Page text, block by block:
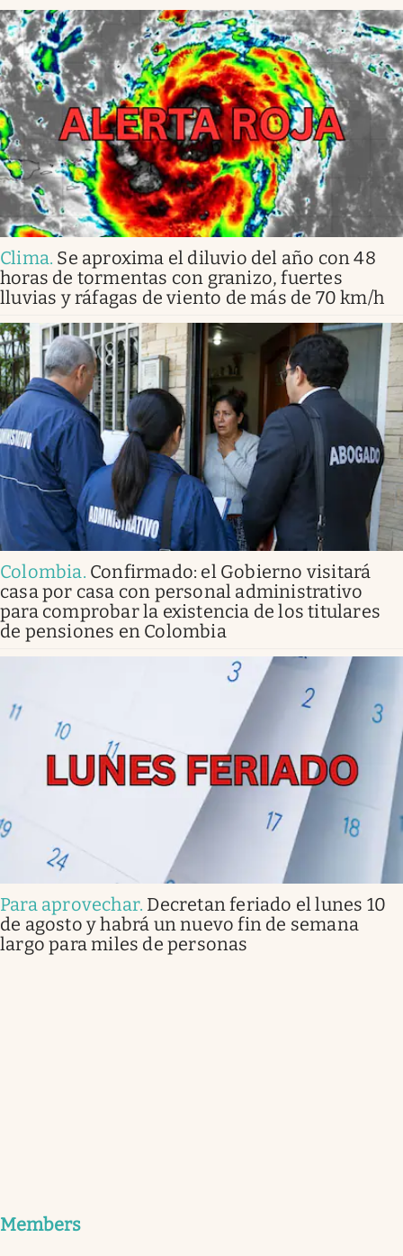
Clima. Se aproxima el diluvio del año con 48
horas de tormentas con granizo, fuertes
lluvias y ráfagas de viento de más de 70 km/h
Colombia. Confirmado: el Gobierno visitará
casa por casa con personal administrativo
para comprobar la existencia de los titulares
de pensiones en Colombia
Para aprovechar. Decretan feriado el lunes 10
de agosto y habrá un nuevo fin de semana
largo para miles de personas
Members